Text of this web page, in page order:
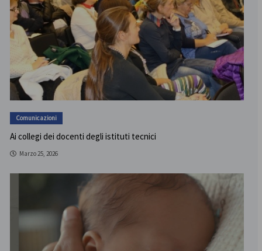
Comunicazioni
Ai collegi dei docenti degli istituti tecnici
Marzo 25, 2026